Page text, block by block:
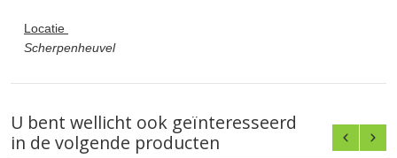
Locatie
Scherpenheuvel
U bent wellicht ook geïnteresseerd
in de volgende producten